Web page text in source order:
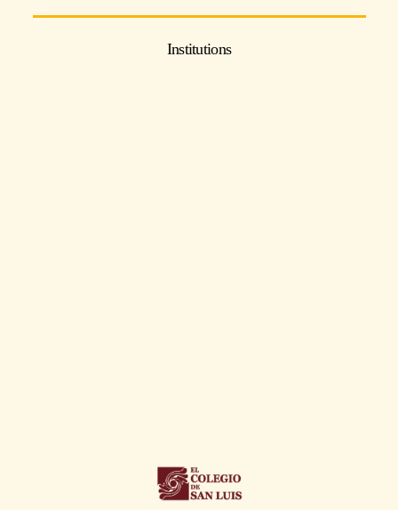
Institutions
encartesantropologicos@ciesas.edu.mx
Sauf indication contraire expresse, tout le